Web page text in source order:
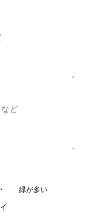
緑が多い